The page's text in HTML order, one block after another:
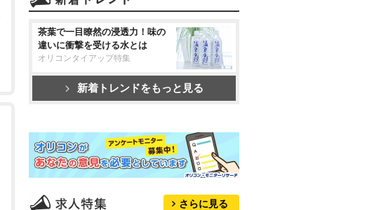
茶葉で一目瞭然の浸透力！味の
違いに衝撃を受ける水とは
オリコンタイアップ特集
新着トレンドをもっと見る
さらに見る